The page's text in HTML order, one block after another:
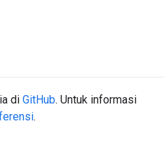
di GitHub. Untuk informasi
.